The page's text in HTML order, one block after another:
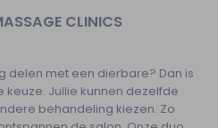
CLINICS
delen met een dierbare? Dan is
Jullie kunnen dezelfde
behandeling kiezen. Zo